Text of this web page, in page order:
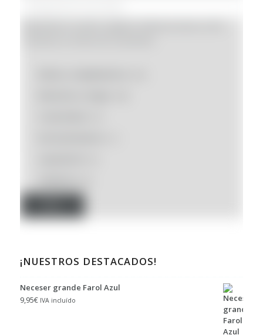
¡NUESTROS DESTACADOS!
Neceser grande Farol Azul
9,95€ IVA incluído